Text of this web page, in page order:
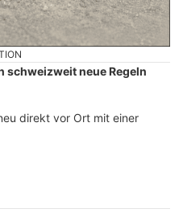
schweizweit neue Regeln
direkt vor Ort mit einer